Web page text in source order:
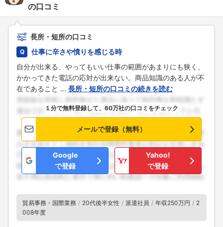
の口コミ
長所・短所の口コミ
仕事に辛さや憤りを感じる時
自分が出来る、やってもいい仕事の範囲があまりにも狭く、
かかってきた電話の応対が出来ない。商品知識のある人が不
在であること ... 長所・短所の口コミの続きを読む
１分で無料登録して、60万社の口コミをチェック
メールで登録（無料）
Google
で登録
Yahoo!
で登録
貿易事務・国際業務 20代後半女性 派遣社員 年収250万円
2
008年度